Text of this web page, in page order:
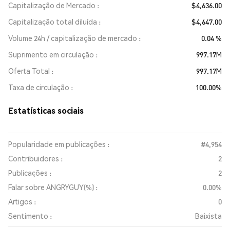
Capitalização de Mercado
$4,636.00
Capitalização total diluída
$4,647.00
Volume 24h / capitalização de mercado
0.04 %
Suprimento em circulação
997.17M
Oferta Total
997.17M
Taxa de circulação
100.00%
Estatísticas sociais
Popularidade em publicações :
#4,954
Contribuidores :
2
Publicações :
2
Falar sobre ANGRYGUY(%) :
0.00%
Artigos :
0
Sentimento :
Baixista